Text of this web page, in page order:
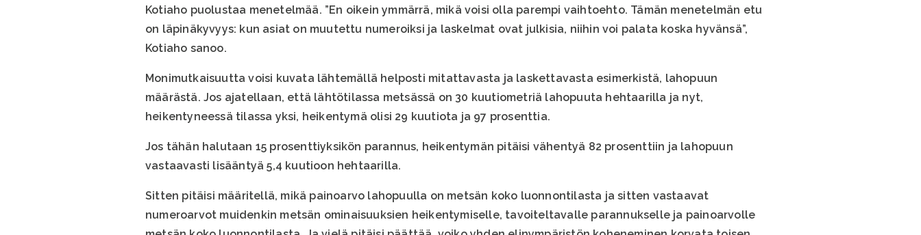
Kotiaho puolustaa menetelmää. ”En oikein ymmärrä, mikä voisi olla parempi vaihtoehto. Tämän menetelmän etu
on läpinäkyvyys: kun asiat on muutettu numeroiksi ja laskelmat ovat julkisia, niihin voi palata koska hyvänsä”,
Kotiaho sanoo.
Monimutkaisuutta voisi kuvata lähtemällä helposti mitattavasta ja laskettavasta esimerkistä, lahopuun
määrästä. Jos ajatellaan, että lähtötilassa metsässä on 30 kuutiometriä lahopuuta hehtaarilla ja nyt,
heikentyneessä tilassa yksi, heikentymä olisi 29 kuutiota ja 97 prosenttia.
Jos tähän halutaan 15 prosenttiyksikön parannus, heikentymän pitäisi vähentyä 82 prosenttiin ja lahopuun
vastaavasti lisääntyä 5,4 kuutioon hehtaarilla.
Sitten pitäisi määritellä, mikä painoarvo lahopuulla on metsän koko luonnontilasta ja sitten vastaavat
numeroarvot muidenkin metsän ominaisuuksien heikentymiselle, tavoiteltavalle parannukselle ja painoarvolle